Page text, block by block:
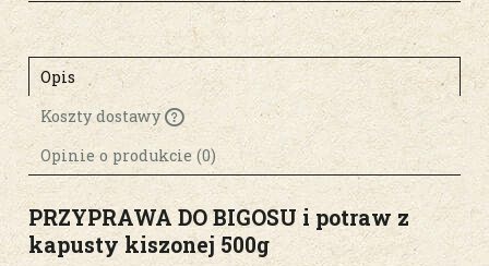
Opis
Koszty dostawy
Cena nie zawiera ewentualnych kosztów
płatności
Opinie o produkcie (0)
PRZYPRAWA DO BIGOSU i potraw z
kapusty kiszonej 500g